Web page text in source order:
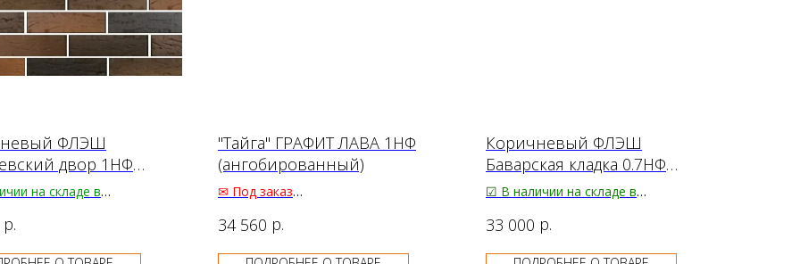
ФЛЭШ
двор 1НФ
на складе в
р.
"Тайга" ГРАФИТ ЛАВА 1НФ
(ангобированный)
✉ Под заказ
34 560 р.
Коричневый ФЛЭШ
Баварская кладка 0.7НФ
Гладкий премиум
☑ В наличии на складе в
50.00 ₽/шт.
33 000 р.